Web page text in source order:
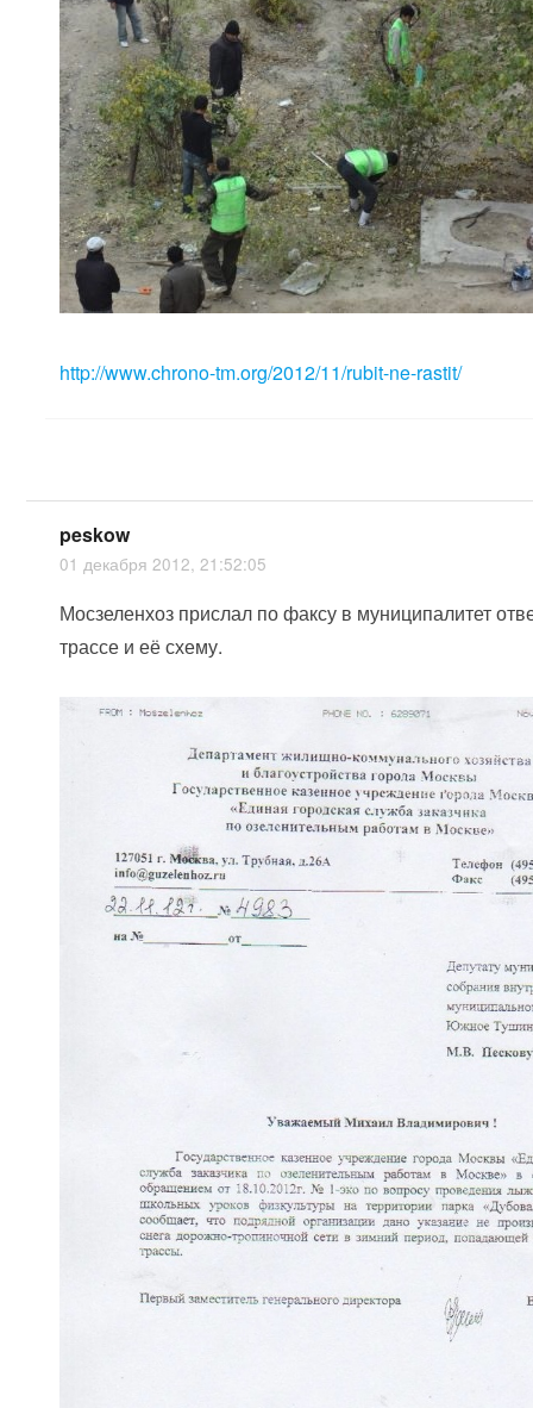
http://www.chrono-tm.org/2012/11/rubit-ne-rastit/
peskow
01 декабря 2012, 21:52:05
Мосзеленхоз прислал по факсу в муниципалитет
трассе и её схему.